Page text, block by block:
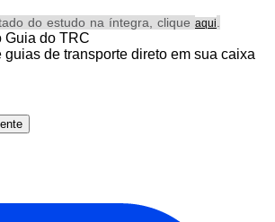
do estudo na íntegra, clique aqui
Guia do TRC
guias de transporte direto em sua caixa